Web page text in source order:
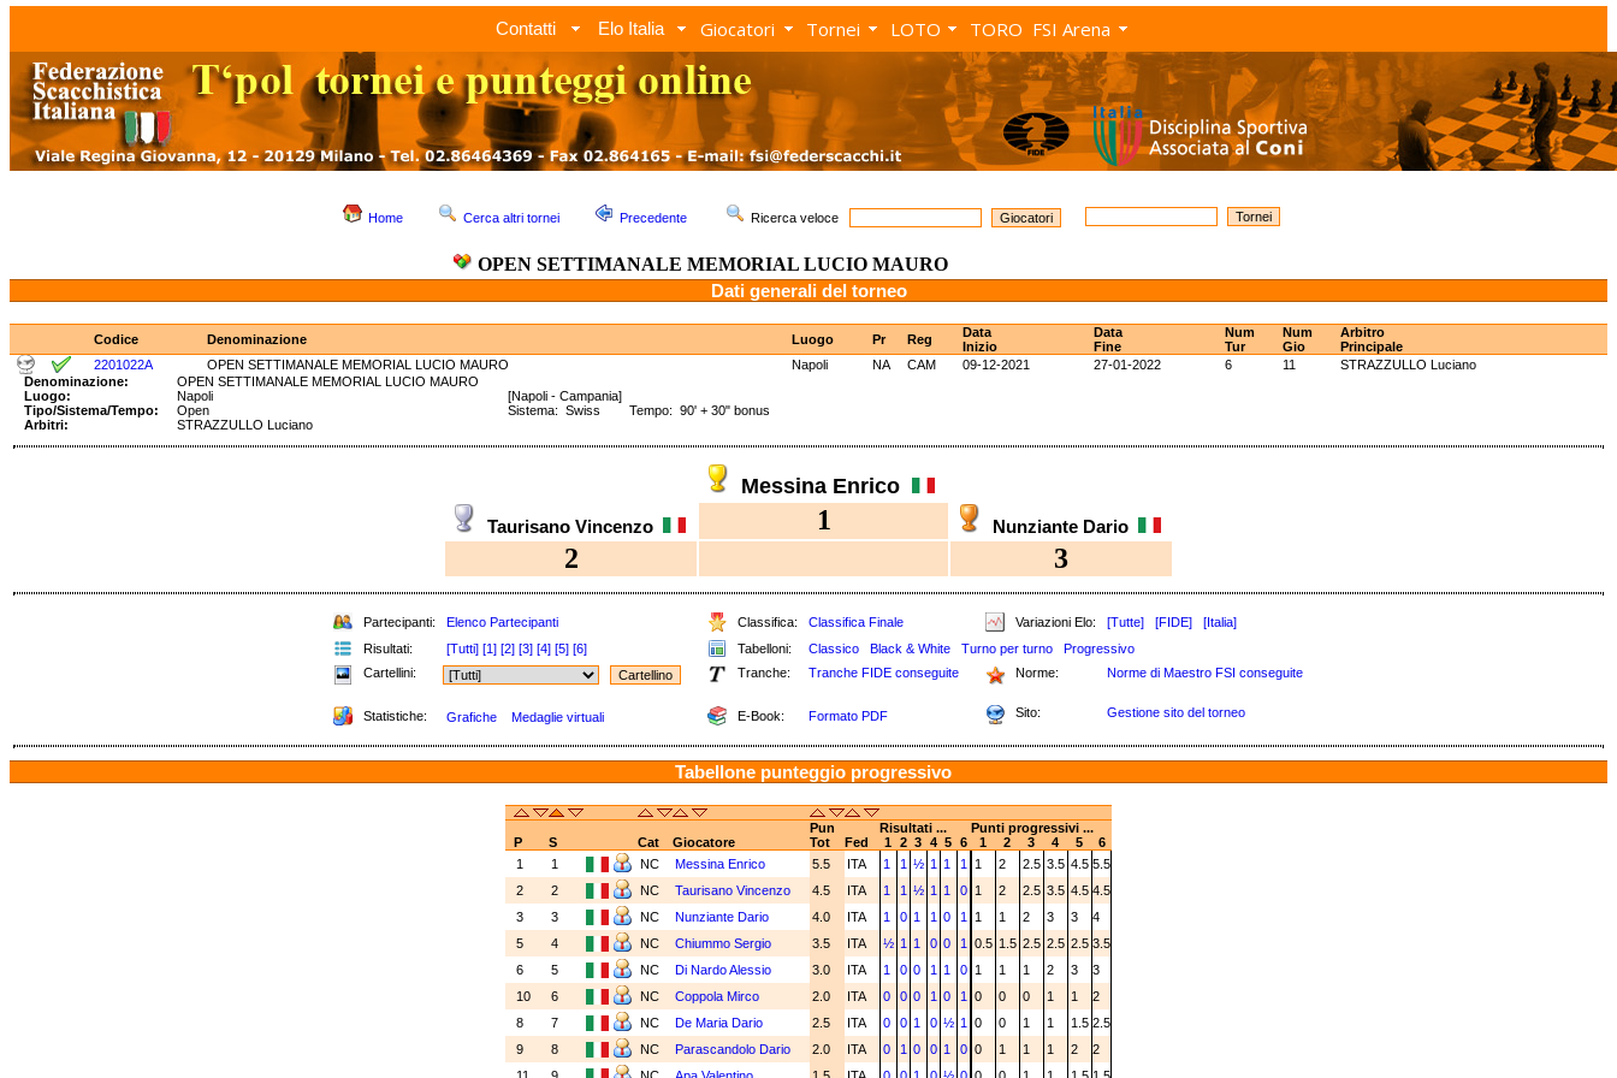
Contatti Elo Italia Giocatori Tornei LOTO TORO FSI Arena
Home Cerca altri tornei Precedente Ricerca veloce
OPEN SETTIMANALE MEMORIAL LUCIO MAURO
Dati generali del torneo
Codice Denominazione Luogo Pr Reg
Data
Inizio
Data
Fine
Num
Tur
Num
Gio
Arbitro
Principale
2201022A
OPEN SETTIMANALE MEMORIAL LUCIO MAURO Napoli NA CAM 09-12-2021 27-01-2022 6 11
STRAZZULLO Luciano
Denominazione:
OPEN SETTIMANALE MEMORIAL LUCIO MAURO
Luogo:
Napoli
[Napoli - Campania]
Tipo/Sistema/Tempo:
Open
Sistema: Swiss Tempo: 90' + 30" bonus
Arbitri:
STRAZZULLO Luciano
Messina Enrico
Taurisano Vincenzo 1 Nunziante Dario
2 3
Partecipanti: Elenco Partecipanti Classifica: Classifica Finale Variazioni Elo: [Tutte] [FIDE]
[Italia]
Risultati:
[Tutti] [1] [2] [3] [4] [5] [6] Tabelloni: Classico Black & White Turno per turno
Progressivo
Cartellini:
Tranche: Tranche FIDE conseguite Norme: Norme di Maestro FSI conseguite
Statistiche: Grafiche Medaglie virtuali E-Book: Formato PDF Sito: Gestione sito del torneo
Tabellone punteggio progressivo
Pun Risultati ...
Punti progressivi ...
P
S Cat Giocatore Tot Fed 1 2 3 4 5 6 1 2 3 4 5
6
1
1 NC Messina Enrico 5.5 ITA 1 1 ½ 1 1 1 1 2 2.5 3.5 4.5 5.5
2
2 NC Taurisano Vincenzo 4.5 ITA 1 1 ½ 1 1 0 1 2 2.5 3.5 4.5 4.5
3
3 NC Nunziante Dario 4.0 ITA 1 0 1 1 0 1 1 1 2 3 3
4
5
4 NC Chiummo Sergio 3.5 ITA ½ 1 1 0 0 1 0.5 1.5 2.5 2.5 2.5 3.5
6
5 NC Di Nardo Alessio 3.0 ITA 1 0 0 1 1 0 1 1 1 2 3
3
10
6 NC Coppola Mirco 2.0 ITA 0 0 0 1 0 1 0 0 0 1 1
2
8
7 NC De Maria Dario 2.5 ITA 0 0 1 0 ½ 1 0 0 1 1 1.5 2.5
9
8 NC Parascandolo Dario 2.0 ITA 0 1 0 0 1 0 0 1 1 1 2
2